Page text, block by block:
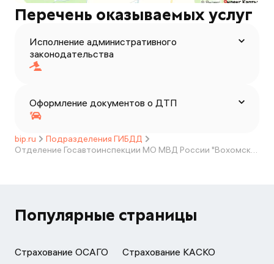
Перечень оказываемых услуг
Исполнение административного
законодательства
Оформление документов о ДТП
bip.ru
Подразделения ГИБДД
Отделение Госавтоинспекции МО МВД России "Вохомский"
Популярные страницы
Страхование ОСАГО Страхование КАСКО